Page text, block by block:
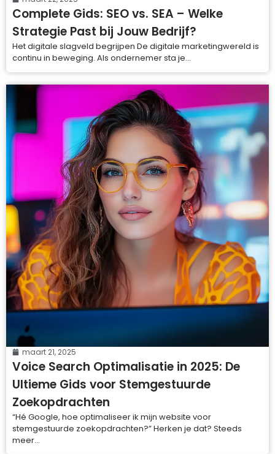
Complete Gids: SEO vs. SEA – Welke
Strategie Past bij Jouw Bedrijf?
Het digitale slagveld begrijpen De digitale marketingwereld is
continu in beweging. Als ondernemer sta je...
maart 21, 2025
Voice Search Optimalisatie in 2025: De
Ultieme Gids voor Stemgestuurde
Zoekopdrachten
“Hé Google, hoe optimaliseer ik mijn website voor
stemgestuurde zoekopdrachten?” Herken je dat? Steeds
meer...